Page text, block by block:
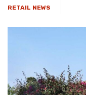
RETAIL NEWS